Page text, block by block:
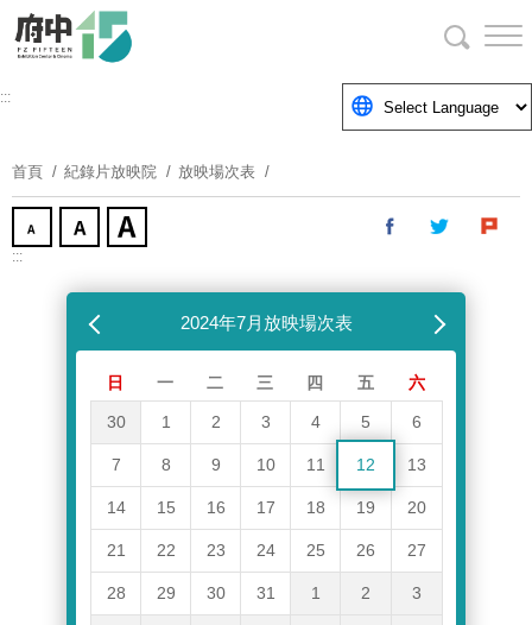
要
塊
:::
首頁 紀錄片放映院 放映場次表
:::
2024年7月放映場次表下個月
日 一 二 三 四 五 六
30 1 2 3 4 5 6
7 8 9 10 11 12 13
14 15 16 17 18 19 20
21 22 23 24 25 26 27
28 29 30 31 1 2 3